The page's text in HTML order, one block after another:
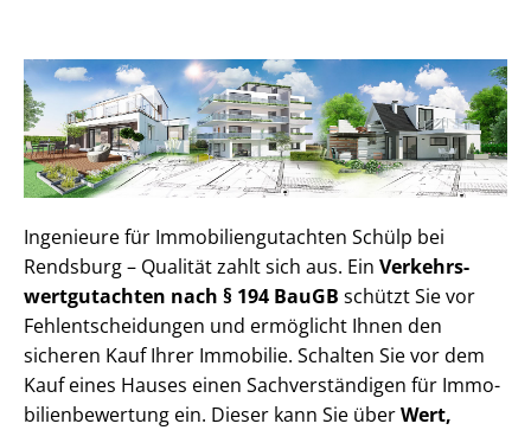
Ingenieure für Im­mo­bi­li­en­gut­ach­ten Schülp bei
Rendsburg – Qualität zahlt sich aus. Ein Ver­kehrs­
wert­gut­ach­ten nach § 194 BauGB schützt Sie vor
Fehl­ent­schei­dun­gen und ermöglicht Ihnen den
sicheren Kauf Ihrer Immobilie. Schalten Sie vor dem
Kauf eines Hauses einen Sach­ver­stän­di­gen für Im­mo­
bi­li­en­be­wer­tung ein. Dieser kann Sie überWert,